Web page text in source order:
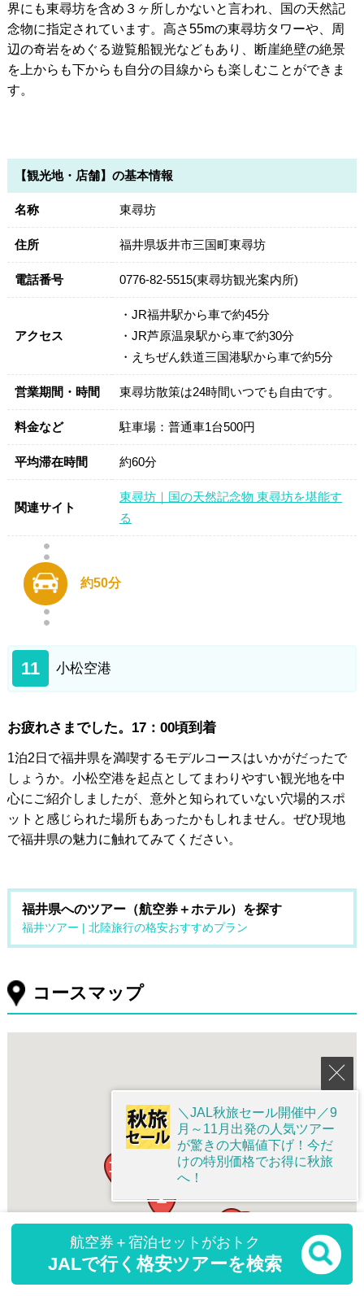
航空券＋宿泊セットがおトク
JALで行く格安ツアーを検索
界にも東尋坊を含め３ヶ所しかないと言われ、国の天然記
念物に指定されています。高さ55mの東尋坊タワーや、周
辺の奇岩をめぐる遊覧船観光などもあり、断崖絶壁の絶景
を上からも下からも自分の目線からも楽しむことができま
す。
【観光地・店舗】の基本情報
名称 東尋坊
住所 福井県坂井市三国町東尋坊
電話番号 0776-82-5515(東尋坊観光案内所)
アクセス
・JR福井駅から車で約45分
・JR芦原温泉駅から車で約30分
・えちぜん鉄道三国港駅から車で約5分
営業期間・時間 東尋坊散策は24時間いつでも自由です。
料金など 駐車場：普通車1台500円
平均滞在時間 約60分
関連サイト
東尋坊｜国の天然記念物 東尋坊を堪能す
る
約50分
11 小松空港
お疲れさまでした。17：00頃到着
1泊2日で福井県を満喫するモデルコースはいかがだったで
しょうか。小松空港を起点としてまわりやすい観光地を中
心にご紹介しましたが、意外と知られていない穴場的スポ
ットと感じられた場所もあったかもしれません。ぜひ現地
で福井県の魅力に触れてみてください。
福井県へのツアー（航空券＋ホテル）を探す
福井ツアー | 北陸旅行の格安おすすめプラン
コースマップ
＼JAL秋旅セール開催中／9
月～11月出発の人気ツアー
が驚きの大幅値下げ！今だ
けの特別価格でお得に秋旅
へ！